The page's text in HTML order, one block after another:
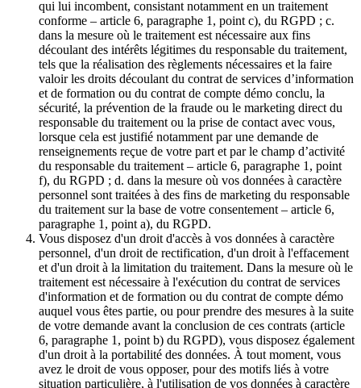
qui lui incombent, consistant notamment en un traitement
conforme – article 6, paragraphe 1, point c), du RGPD ; c.
dans la mesure où le traitement est nécessaire aux fins
découlant des intérêts légitimes du responsable du traitement,
tels que la réalisation des règlements nécessaires et la faire
valoir les droits découlant du contrat de services d’information
et de formation ou du contrat de compte démo conclu, la
sécurité, la prévention de la fraude ou le marketing direct du
responsable du traitement ou la prise de contact avec vous,
lorsque cela est justifié notamment par une demande de
renseignements reçue de votre part et par le champ d’activité
du responsable du traitement – article 6, paragraphe 1, point
f), du RGPD ; d. dans la mesure où vos données à caractère
personnel sont traitées à des fins de marketing du responsable
du traitement sur la base de votre consentement – article 6,
paragraphe 1, point a), du RGPD.
Vous disposez d'un droit d'accès à vos données à caractère
personnel, d'un droit de rectification, d'un droit à l'effacement
et d'un droit à la limitation du traitement. Dans la mesure où le
traitement est nécessaire à l'exécution du contrat de services
d'information et de formation ou du contrat de compte démo
auquel vous êtes partie, ou pour prendre des mesures à la suite
de votre demande avant la conclusion de ces contrats (article
6, paragraphe 1, point b) du RGPD), vous disposez également
d'un droit à la portabilité des données. À tout moment, vous
avez le droit de vous opposer, pour des motifs liés à votre
situation particulière, à l'utilisation de vos données à caractère